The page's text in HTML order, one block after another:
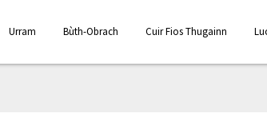
Urram Bùth-Obrach Cuir Fios Thugainn